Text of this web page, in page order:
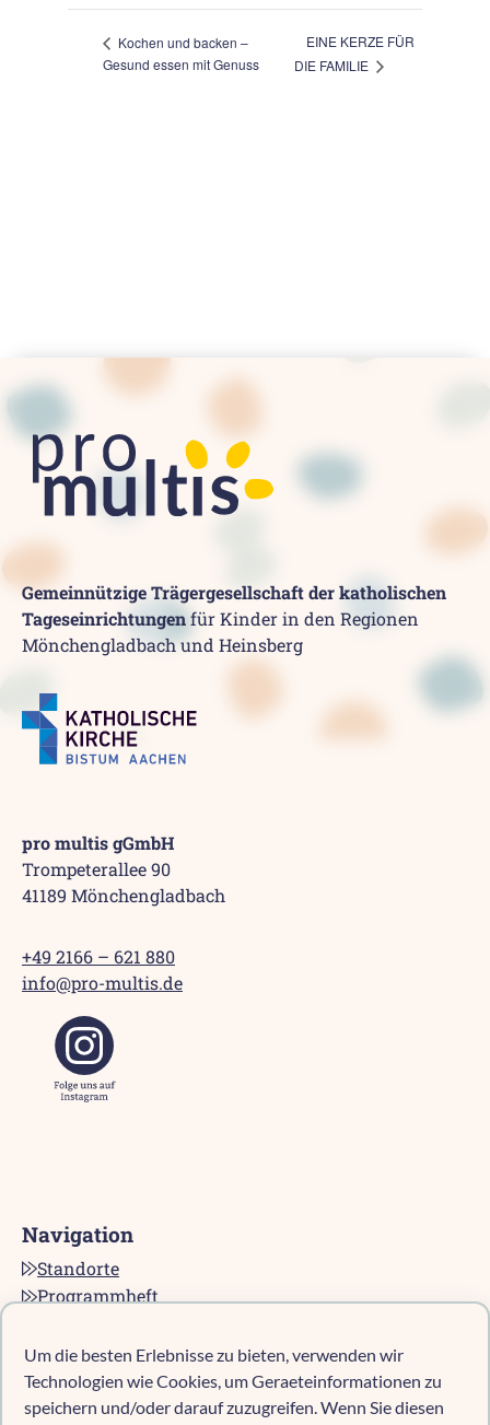
Um die besten Erlebnisse zu bieten, verwenden wir
Technologien wie Cookies, um Geraeteinformationen zu
speichern und/oder darauf zuzugreifen. Wenn Sie diesen
Kochen und backen –
Gesund essen mit Genuss
EINE KERZE FÜR
DIE FAMILIE
Gemeinnützige Trägergesellschaft der katholischen
Tageseinrichtungenfür Kinder in den Regionen
Mönchengladbach und Heinsberg
pro multis gGmbH
Trompeterallee 90
41189 Mönchengladbach
+49 2166 – 621 880
info@pro-multis.de
Navigation
Standorte
Programmheft
Karriere bei pro multis
Impressum
Datenschutz